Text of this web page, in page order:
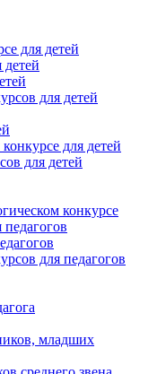
для детей
детей
для детей
для детей
для детей
конкурсе
педагогов
для педагогов
младших